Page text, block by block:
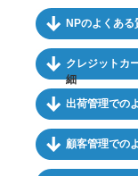
NPのよくある
クレジットカ
細
出荷管理での
顧客管理での